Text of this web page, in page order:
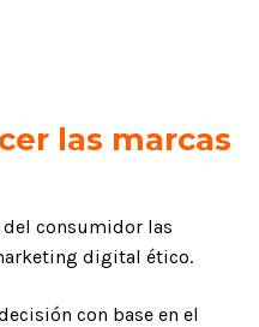
las marcas
del consumidor las
digital ético.
con base en el